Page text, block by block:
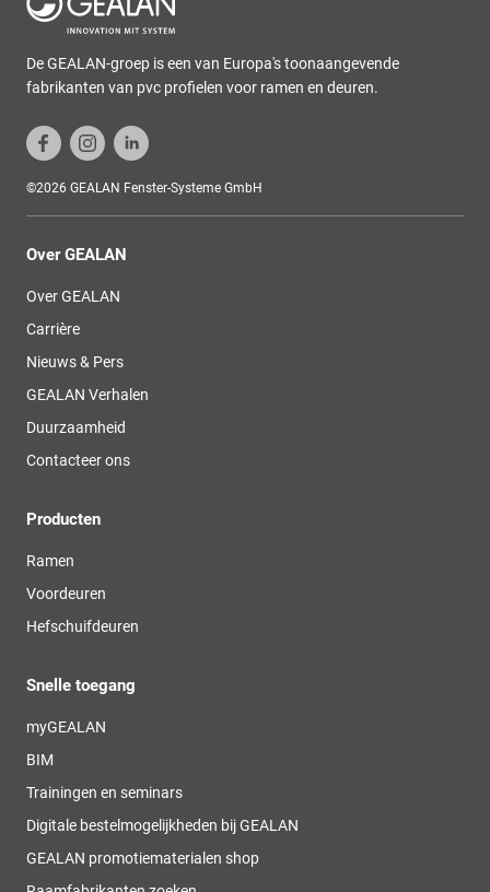
De GEALAN-groep is een van Europa's toonaangevende
fabrikanten van pvc profielen voor ramen en deuren.
©2026 GEALAN Fenster-Systeme GmbH
Over GEALAN
Over GEALAN
Carrière
Nieuws & Pers
GEALAN Verhalen
Duurzaamheid
Contacteer ons
Producten
Ramen
Voordeuren
Hefschuifdeuren
Snelle toegang
myGEALAN
BIM
Trainingen en seminars
Digitale bestelmogelijkheden bij GEALAN
GEALAN promotiematerialen shop